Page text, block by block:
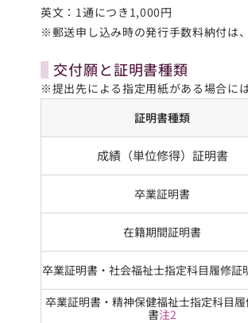
英文：1通につき1,000円
※郵送申し込み時の発行手数料納付は
交付願と証明書種類
※提出先による指定用紙がある場合に
証明書種類
成績（単位修得）証明書
卒業証明書
在籍期間証明書
卒業証明書・社会福祉士指定科目履修証
卒業証明書・精神保健福祉士指定科目
書注2